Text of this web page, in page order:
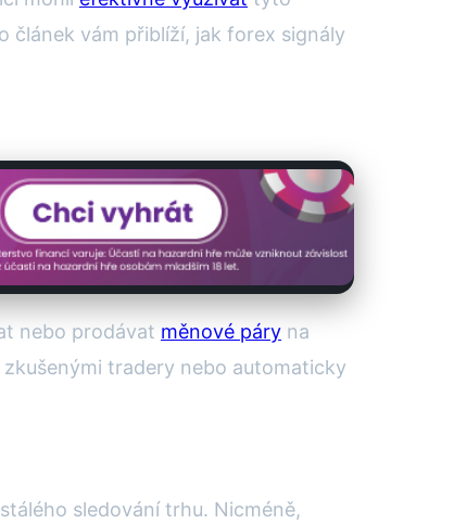
článek vám přiblíží, jak forex signály
nebo prodávat měnové páry na
tradery nebo automaticky
sledování trhu. Nicméně,